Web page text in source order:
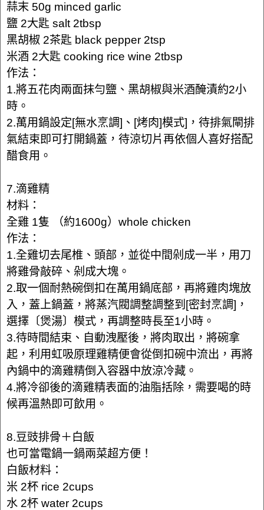
蒜末 50g minced garlic
鹽 2大匙 salt 2tbsp
黑胡椒 2茶匙 black pepper 2tsp
米酒 2大匙 cooking rice wine 2tbsp
作法：
1.將五花肉兩面抹勻鹽、黑胡椒與米酒醃漬約2小
時。
2.萬用鍋設定[無水烹調]、[烤肉]模式]，待排氣閘排
氣結束即可打開鍋蓋，待涼切片再依個人喜好搭配
醋食用。
7.滴雞精
材料：
全雞 1隻 （約1600g）whole chicken
作法：
1.全雞切去尾椎、頭部，並從中間剁成一半，用刀
將雞骨敲碎、剁成大塊。
2.取一個耐熱碗倒扣在萬用鍋底部，再將雞肉塊放
入，蓋上鍋蓋，將蒸汽閥調整調整到[密封烹調]，
選擇〔煲湯〕模式，再調整時長至1小時。
3.待時間結束、自動洩壓後，將肉取出，將碗拿
起，利用虹吸原理雞精便會從倒扣碗中流出，再將
內鍋中的滴雞精倒入容器中放涼冷藏。
4.將冷卻後的滴雞精表面的油脂括除，需要喝的時
候再溫熱即可飲用。
8.豆豉排骨＋白飯
也可當電鍋一鍋兩菜超方便！
白飯材料：
米 2杯 rice 2cups
水 2杯 water 2cups